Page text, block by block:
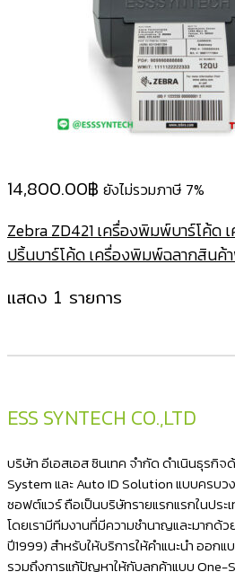
14,800.00฿ ยังไม่รวมภาษี 7%
Zebra ZD421 เครื่องพิมพ์บาร์โค้ด
ปริ้นบาร์โค้ด เครื่องพิมพ์ฉลากสินค้
แสดง 1 รายการ
ESS SYNTECH CO.,LTD
บริษัท อีเอสเอส ซินเทค จำกัด ดำเนินธุรกิจ
System และ Auto ID Solution แบบครบ
ซอฟต์แวร์ ถือเป็นบริษัทรายแรกแรกในประ
โดยเรามีทีมงานที่มีความชำนาญและมากด้
ปี1999) สำหรับให้บริการให้คำแนะนำ ออก
รวมถึงการแก้ปัญหาให้กับลูกค้าแบบ One-